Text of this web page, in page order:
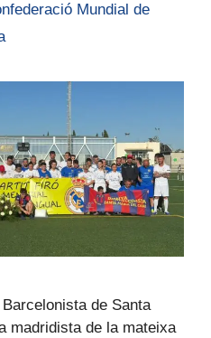
Mundial de
de Santa
madridista de la mateixa